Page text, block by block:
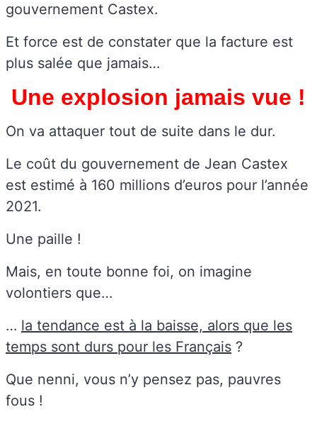
gouvernement Castex.
Et force est de constater que la facture est
plus salée que jamais…
Une explosion jamais vue !
On va attaquer tout de suite dans le dur.
Le coût du gouvernement de Jean Castex
est estimé à 160 millions d’euros pour l’année
2021.
Une paille !
Mais, en toute bonne foi, on imagine
volontiers que…
… la tendance est à la baisse, alors que les
temps sont durs pour les Français ?
Que nenni, vous n’y pensez pas, pauvres
fous !